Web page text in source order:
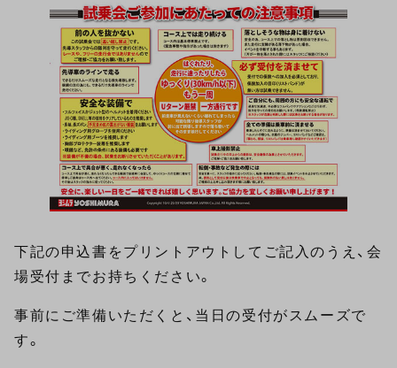
下記の申込書をプリントアウトしてご記入のうえ、会
場受付までお持ちください。
事前にご準備いただくと、当日の受付がスムーズで
す。